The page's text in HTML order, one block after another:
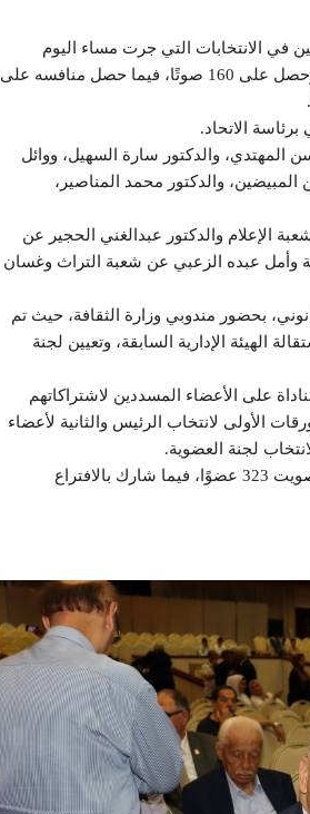
في الانتخابات التي جرت مساء اليوم
الجمعة في قاعة المؤتمرات بالمركز الثقافي الملكي بعمان وحصل على 160 صوتًا، فيما حصل منافسه على
الاتحاد.
المهتدي، والدكتور سارة السهيل، ووائل
والدكتور محمد المناصير،
الإعلام والدكتور عبدالغني الحجير عن
وأمل عبده الزعبي عن شعبة التراث وغسان
بحضور مندوبي وزارة الثقافة، حيث تم
الهيئة الإدارية السابقة، وتعيين لجنة
على الأعضاء المسددين لاشتراكاتهم
الأولى لانتخاب الرئيس والثانية لأعضاء
وبلغ عدد المسددين لاشتراكاتهم عن عام 2025 ويحق لهم التصويت 323 عضوًا، فيما شارك بالافتراع